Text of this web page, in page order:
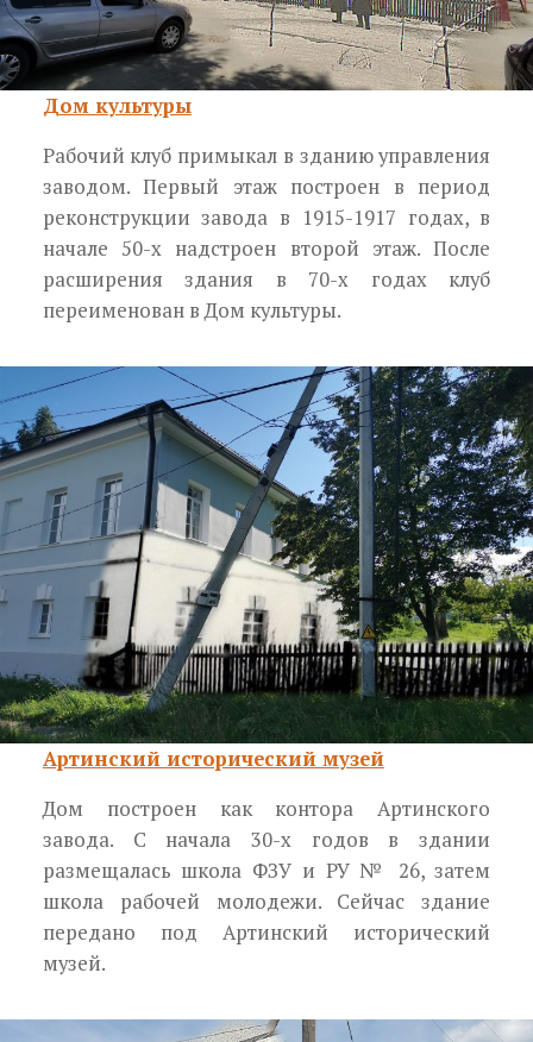
Дом культуры
Рабочий клуб примыкал в зданию управления
заводом. Первый этаж построен в период
реконструкции завода в 1915-1917 годах, в
начале 50-х надстроен второй этаж. После
расширения здания в 70-х годах клуб
переименован в Дом культуры.
Артинский исторический музей
Дом построен как контора Артинского
завода. С начала 30-х годов в здании
размещалась школа ФЗУ и РУ № 26, затем
школа рабочей молодежи. Сейчас здание
передано под Артинский исторический
музей.